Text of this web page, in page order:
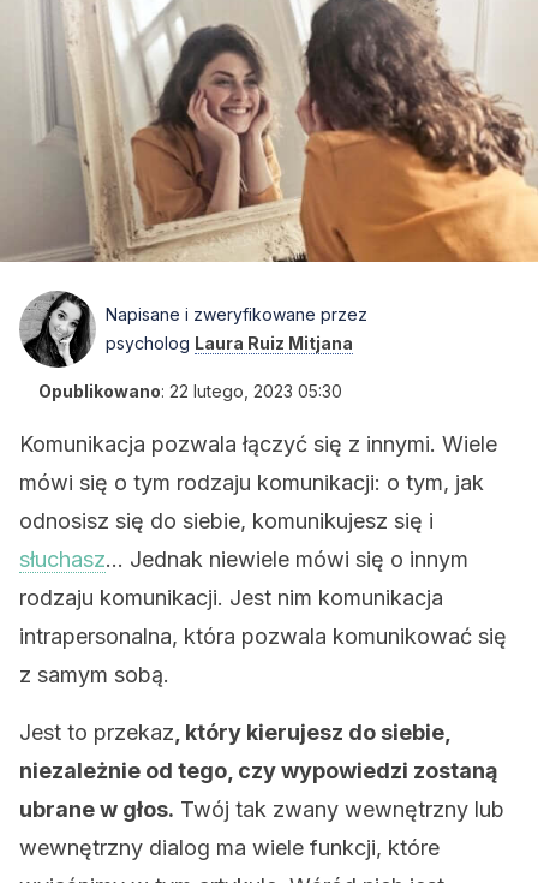
Napisane i zweryfikowane przez
psycholog Laura Ruiz Mitjana
Opublikowano: 22 lutego, 2023 05:30
Komunikacja pozwala łączyć się z innymi. Wiele
mówi się o tym rodzaju komunikacji: o tym, jak
odnosisz się do siebie, komunikujesz się i
słuchasz… Jednak niewiele mówi się o innym
rodzaju komunikacji. Jest nim komunikacja
intrapersonalna, która pozwala komunikować się
z samym sobą.
Jest to przekaz , który kierujesz do siebie,
niezależnie od tego, czy wypowiedzi zostaną
ubrane w głos. Twój tak zwany wewnętrzny lub
wewnętrzny dialog ma wiele funkcji, które